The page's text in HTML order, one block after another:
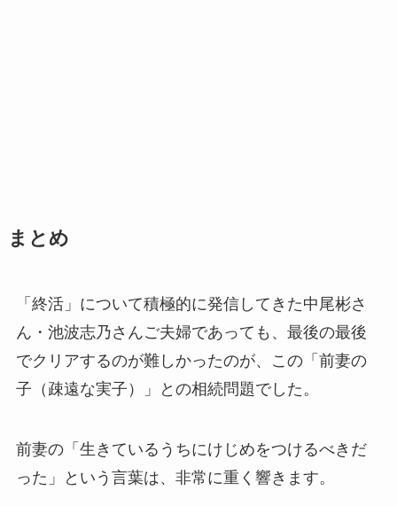
まとめ
「終活」について積極的に発信してきた中尾彬さ
ん・池波志乃さんご夫婦であっても、最後の最後
でクリアするのが難しかったのが、この「前妻の
子（疎遠な実子）」との相続問題でした。
前妻の「生きているうちにけじめをつけるべきだ
った」という言葉は、非常に重く響きます。